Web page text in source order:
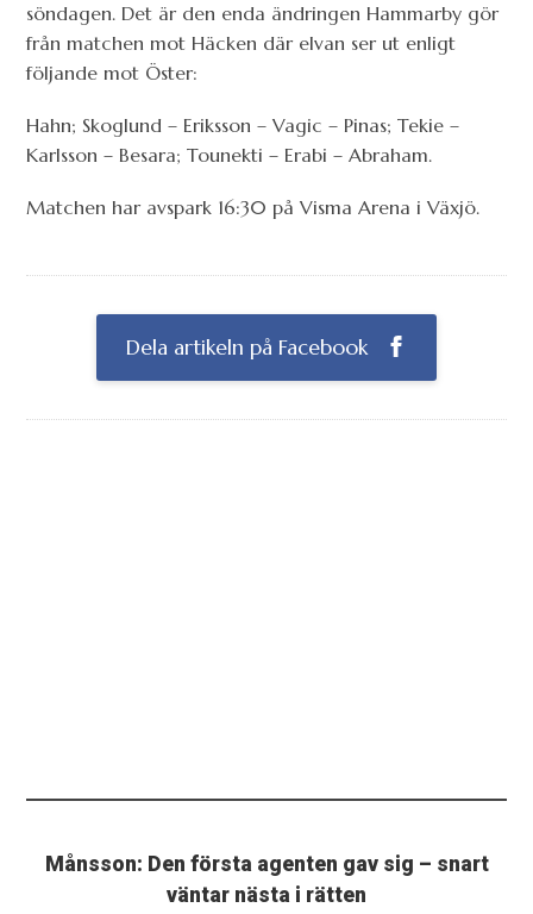
söndagen. Det är den enda ändringen Hammarby gör
från matchen mot Häcken där elvan ser ut enligt
följande mot Öster:
Hahn; Skoglund – Eriksson – Vagic – Pinas; Tekie –
Karlsson – Besara; Tounekti – Erabi – Abraham.
Matchen har avspark 16:30 på Visma Arena i Växjö.
Dela artikeln på Facebook
Månsson: Den första agenten gav sig – snart
väntar nästa i rätten